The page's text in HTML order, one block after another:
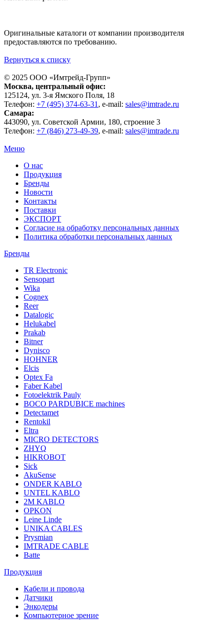
Оригинальные каталоги от компании производителя
предоставляются по требованию.
Вернуться к списку
© 2025 ООО «Имтрейд-Групп»
Москва, центральный офис:
125124, ул. 3-я Ямского Поля, 18
Телефон: +7 (495) 374-63-31 , e-mail: sales@imtrade.ru
Самара:
443090, ул. Советской Армии, 180, строение 3
Телефон: +7 (846) 273-49-39, e-mail: sales@imtrade.ru
Меню
О нас
Продукция
Бренды
Новости
Контакты
Поставки
ЭКСПОРТ
Согласие на обработку персональных данных
Политика обработки персональных данных
Бренды
TR Electronic
Sensopart
Wika
Cognex
Reer
Datalogic
Helukabel
Prakab
Bitner
Dynisco
HOHNER
Elcis
Optex Fa
Faber Kabel
Fotoelektrik Pauly
BOCO PARDUBICE machines
Detectamet
Rentokil
Eltra
MICRO DETECTORS
ZHYQ
HIKROBOT
Sick
AkuSense
ONDER KABLO
UNTEL KABLO
2M KABLO
OPKON
Leine Linde
UNIKA CABLES
Prysmian
IMTRADE CABLE
Batte
Продукция
Кабели и провода
Датчики
Энкодеры
Компьютерное зрение